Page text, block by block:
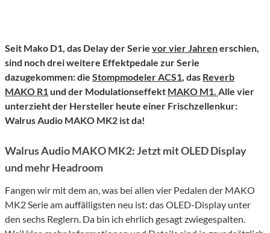
Seit Mako D1, das Delay der Serie vor vier Jahrenerschien,
sind noch drei weitere Effektpedale zur Serie
dazugekommen: die Stompmodeler ACS1 , das Reverb
MAKO R1 und der Modulationseffekt MAKO M1. Alle vier
unterzieht der Hersteller heute einer Frischzellenkur:
Walrus Audio MAKO MK2 ist da!
Walrus Audio MAKO MK2: Jetzt mit OLED Display
und mehr Headroom
Fangen wir mit dem an, was bei allen vier Pedalen der MAKO
MK2 Serie am auffälligsten neu ist: das OLED-Display unter
den sechs Reglern. Da bin ich ehrlich gesagt zwiegespalten.